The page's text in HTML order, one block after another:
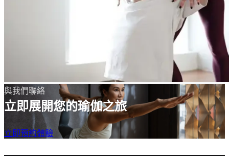
與我們聯絡
立即展開您的瑜伽之旅
立即預約體驗